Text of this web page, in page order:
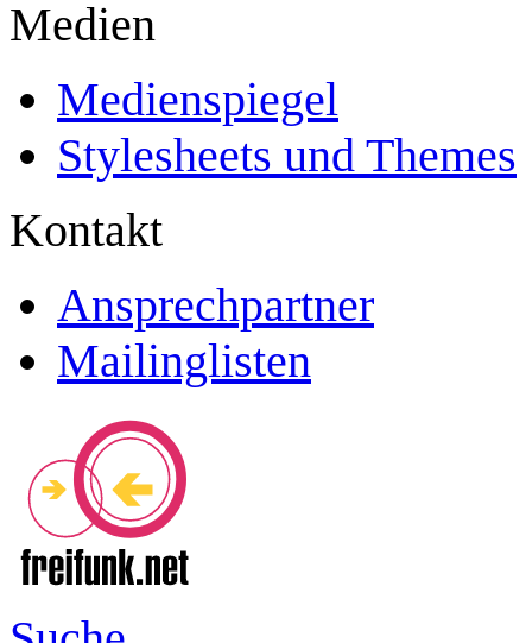
Medien
Medienspiegel
Stylesheets und Themes
Kontakt
Ansprechpartner
Mailinglisten